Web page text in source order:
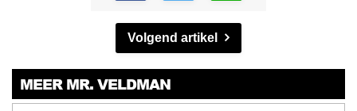
Volgend artikel
MEER MR. VELDMAN